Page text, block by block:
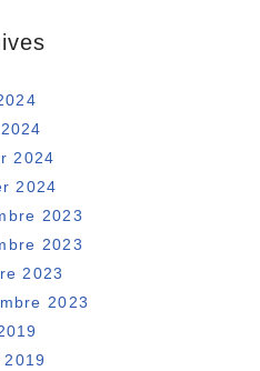
2024
2024
2023
2023
2023
2023